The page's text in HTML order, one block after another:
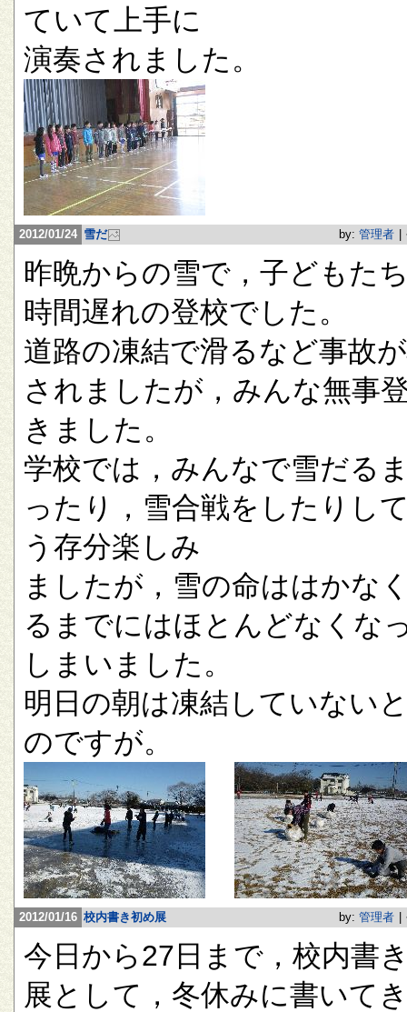
ていて上手に
演奏されました。
2012/01/24 雪だ by: 管理者
昨晩からの雪で，子どもた
時間遅れの登校でした。
道路の凍結で滑るなど事故
されましたが，みんな無事
きました。
学校では，みんなで雪だる
ったり，雪合戦をしたりし
う存分楽しみ
ましたが，雪の命ははかな
るまでにはほとんどなくな
しまいました。
明日の朝は凍結していない
のですが。
2012/01/16 校内書き初め展 by: 管理者
今日から27日まで，校内書
展として，冬休みに書いて